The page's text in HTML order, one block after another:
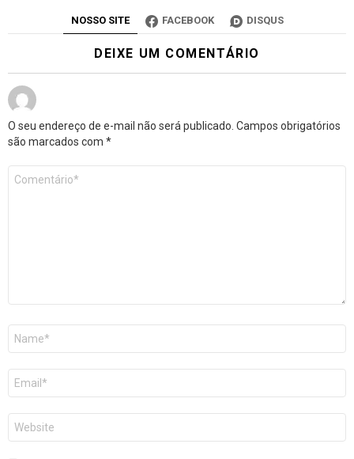
NOSSO SITE FACEBOOK DISQUS
DEIXE UM COMENTÁRIO
O seu endereço de e-mail não será publicado. Campos obrigatórios
são marcados com *
mail